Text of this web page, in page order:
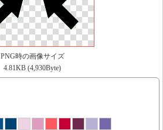
PNG時の画像サイズ
4.81KB (4,930Byte)